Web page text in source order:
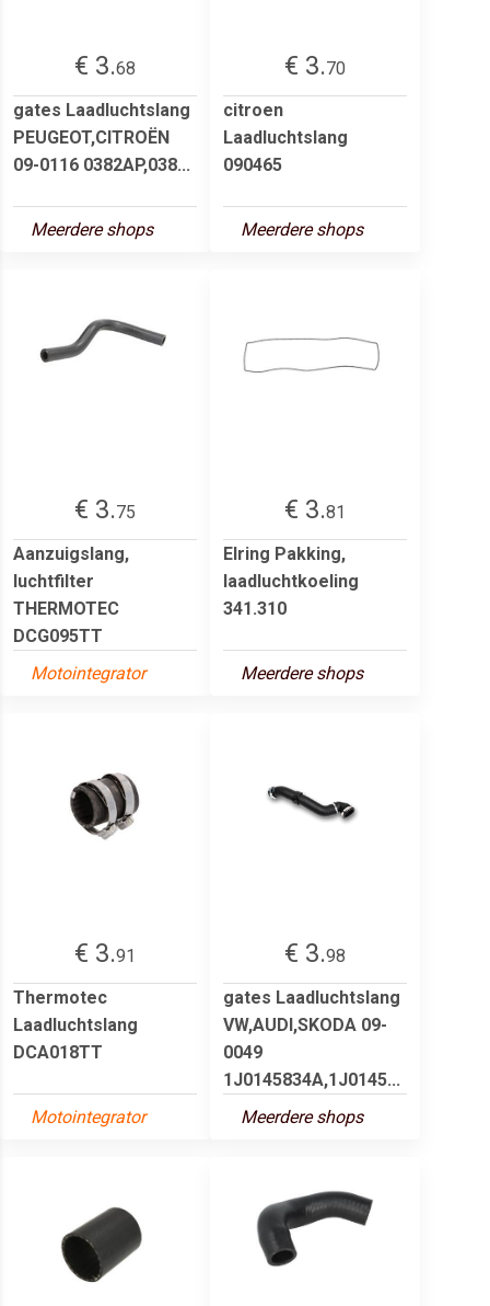
€ 3.68
gates Laadluchtslang
PEUGEOT,CITROËN
09-0116 0382AP,038...
Meerdere shops
€ 3.70
citroen
Laadluchtslang
090465
Meerdere shops
€ 3.75
Aanzuigslang,
luchtfilter
THERMOTEC
DCG095TT
Motointegrator
€ 3.81
Elring Pakking,
laadluchtkoeling
341.310
Meerdere shops
€ 3.91
Thermotec
Laadluchtslang
DCA018TT
Motointegrator
€ 3.98
gates Laadluchtslang
VW,AUDI,SKODA 09-
0049
1J0145834A,1J0145...
Meerdere shops